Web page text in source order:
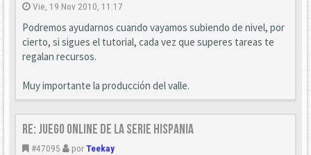
Vie, 19 Nov 2010, 11:17
Podremos ayudarnos cuando vayamos subiendo de nivel, por
cierto, si sigues el tutorial, cada vez que superes tareas te
regalan recursos.
Muy importante la producción del valle.
Re: Juego online de la serie HISPANIA
#47095 porTeekay